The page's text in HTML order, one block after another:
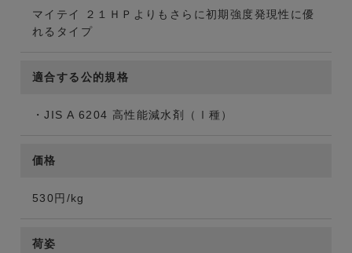
マイテイ ２１ＨＰよりもさらに初期強度発現性に優
れるタイプ
適合する公的規格
・JIS A 6204 高性能減水剤（Ⅰ種）
価格
530円/kg
荷姿